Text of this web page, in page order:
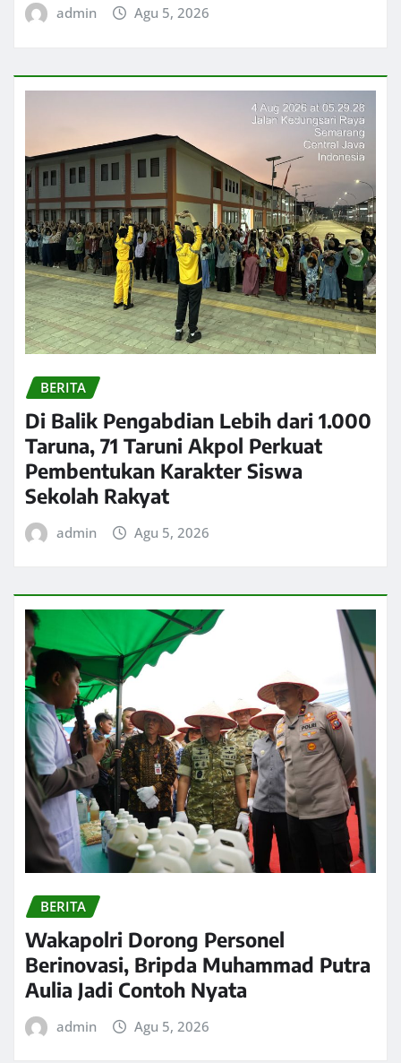
admin Agu 5, 2026
BERITA
Di Balik Pengabdian Lebih dari 1.000
Taruna, 71 Taruni Akpol Perkuat
Pembentukan Karakter Siswa
Sekolah Rakyat
admin Agu 5, 2026
BERITA
Wakapolri Dorong Personel
Berinovasi, Bripda Muhammad Putra
Aulia Jadi Contoh Nyata
admin Agu 5, 2026